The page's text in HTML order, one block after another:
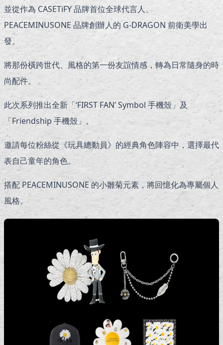
並從作為 CASETiFY 品牌首位全球代言人、
PEACEMINUSONE 品牌創辦人的 G-DRAGON 前衛美學出
發。
將那份橫跨世代、風格的第一份友誼情感，轉為日常隨身的時
尚配件。
此次系列推出全新「‘FIRST FAN’ Symbol 手機殼」及
「Friendship 手機殼」。
邀請每位粉絲從《玩具總動員》的經典角色陣容中，選擇最代
表自己童年的角色。
搭配 PEACEMINUSONE 的小雛菊元素，將回憶化為專屬個人
風格。